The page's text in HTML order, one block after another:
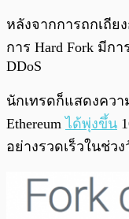
หลังจากการถกเถี
การ Hard Fork มีก
DDoS
นักเทรดก็แสดงควา
Ethereumได้พุ่งขึ้น
อย่างรวดเร็วในช่ว